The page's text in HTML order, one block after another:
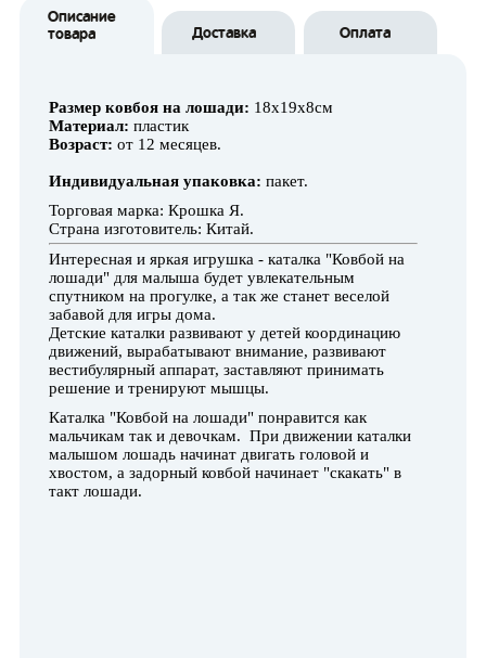
Описание
товара
Доставка Оплата
Размер ковбоя на лошади: 18х19х8см
Материал: пластик
Возраст: от 12 месяцев.
Индивидуальная упаковка: пакет.
Торговая марка: Крошка Я.
Страна изготовитель: Китай.
Интересная и яркая игрушка - каталка "Ковбой на
лошади" для малыша будет увлекательным
спутником на прогулке, а так же станет веселой
забавой для игры дома.
Детские каталки развивают у детей координацию
движений, вырабатывают внимание, развивают
вестибулярный аппарат, заставляют принимать
решение и тренируют мышцы.
Каталка "Ковбой на лошади" понравится как
мальчикам так и девочкам. При движении каталки
малышом лошадь начинат двигать головой и
хвостом, а задорный ковбой начинает "скакать" в
такт лошади.